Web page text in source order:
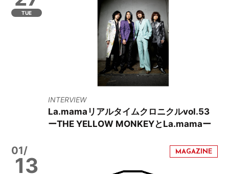
TUE
INTERVIEW
La.mamaリアルタイムクロニクルvol.53
ーTHE YELLOW MONKEYとLa.mamaー
01/
13